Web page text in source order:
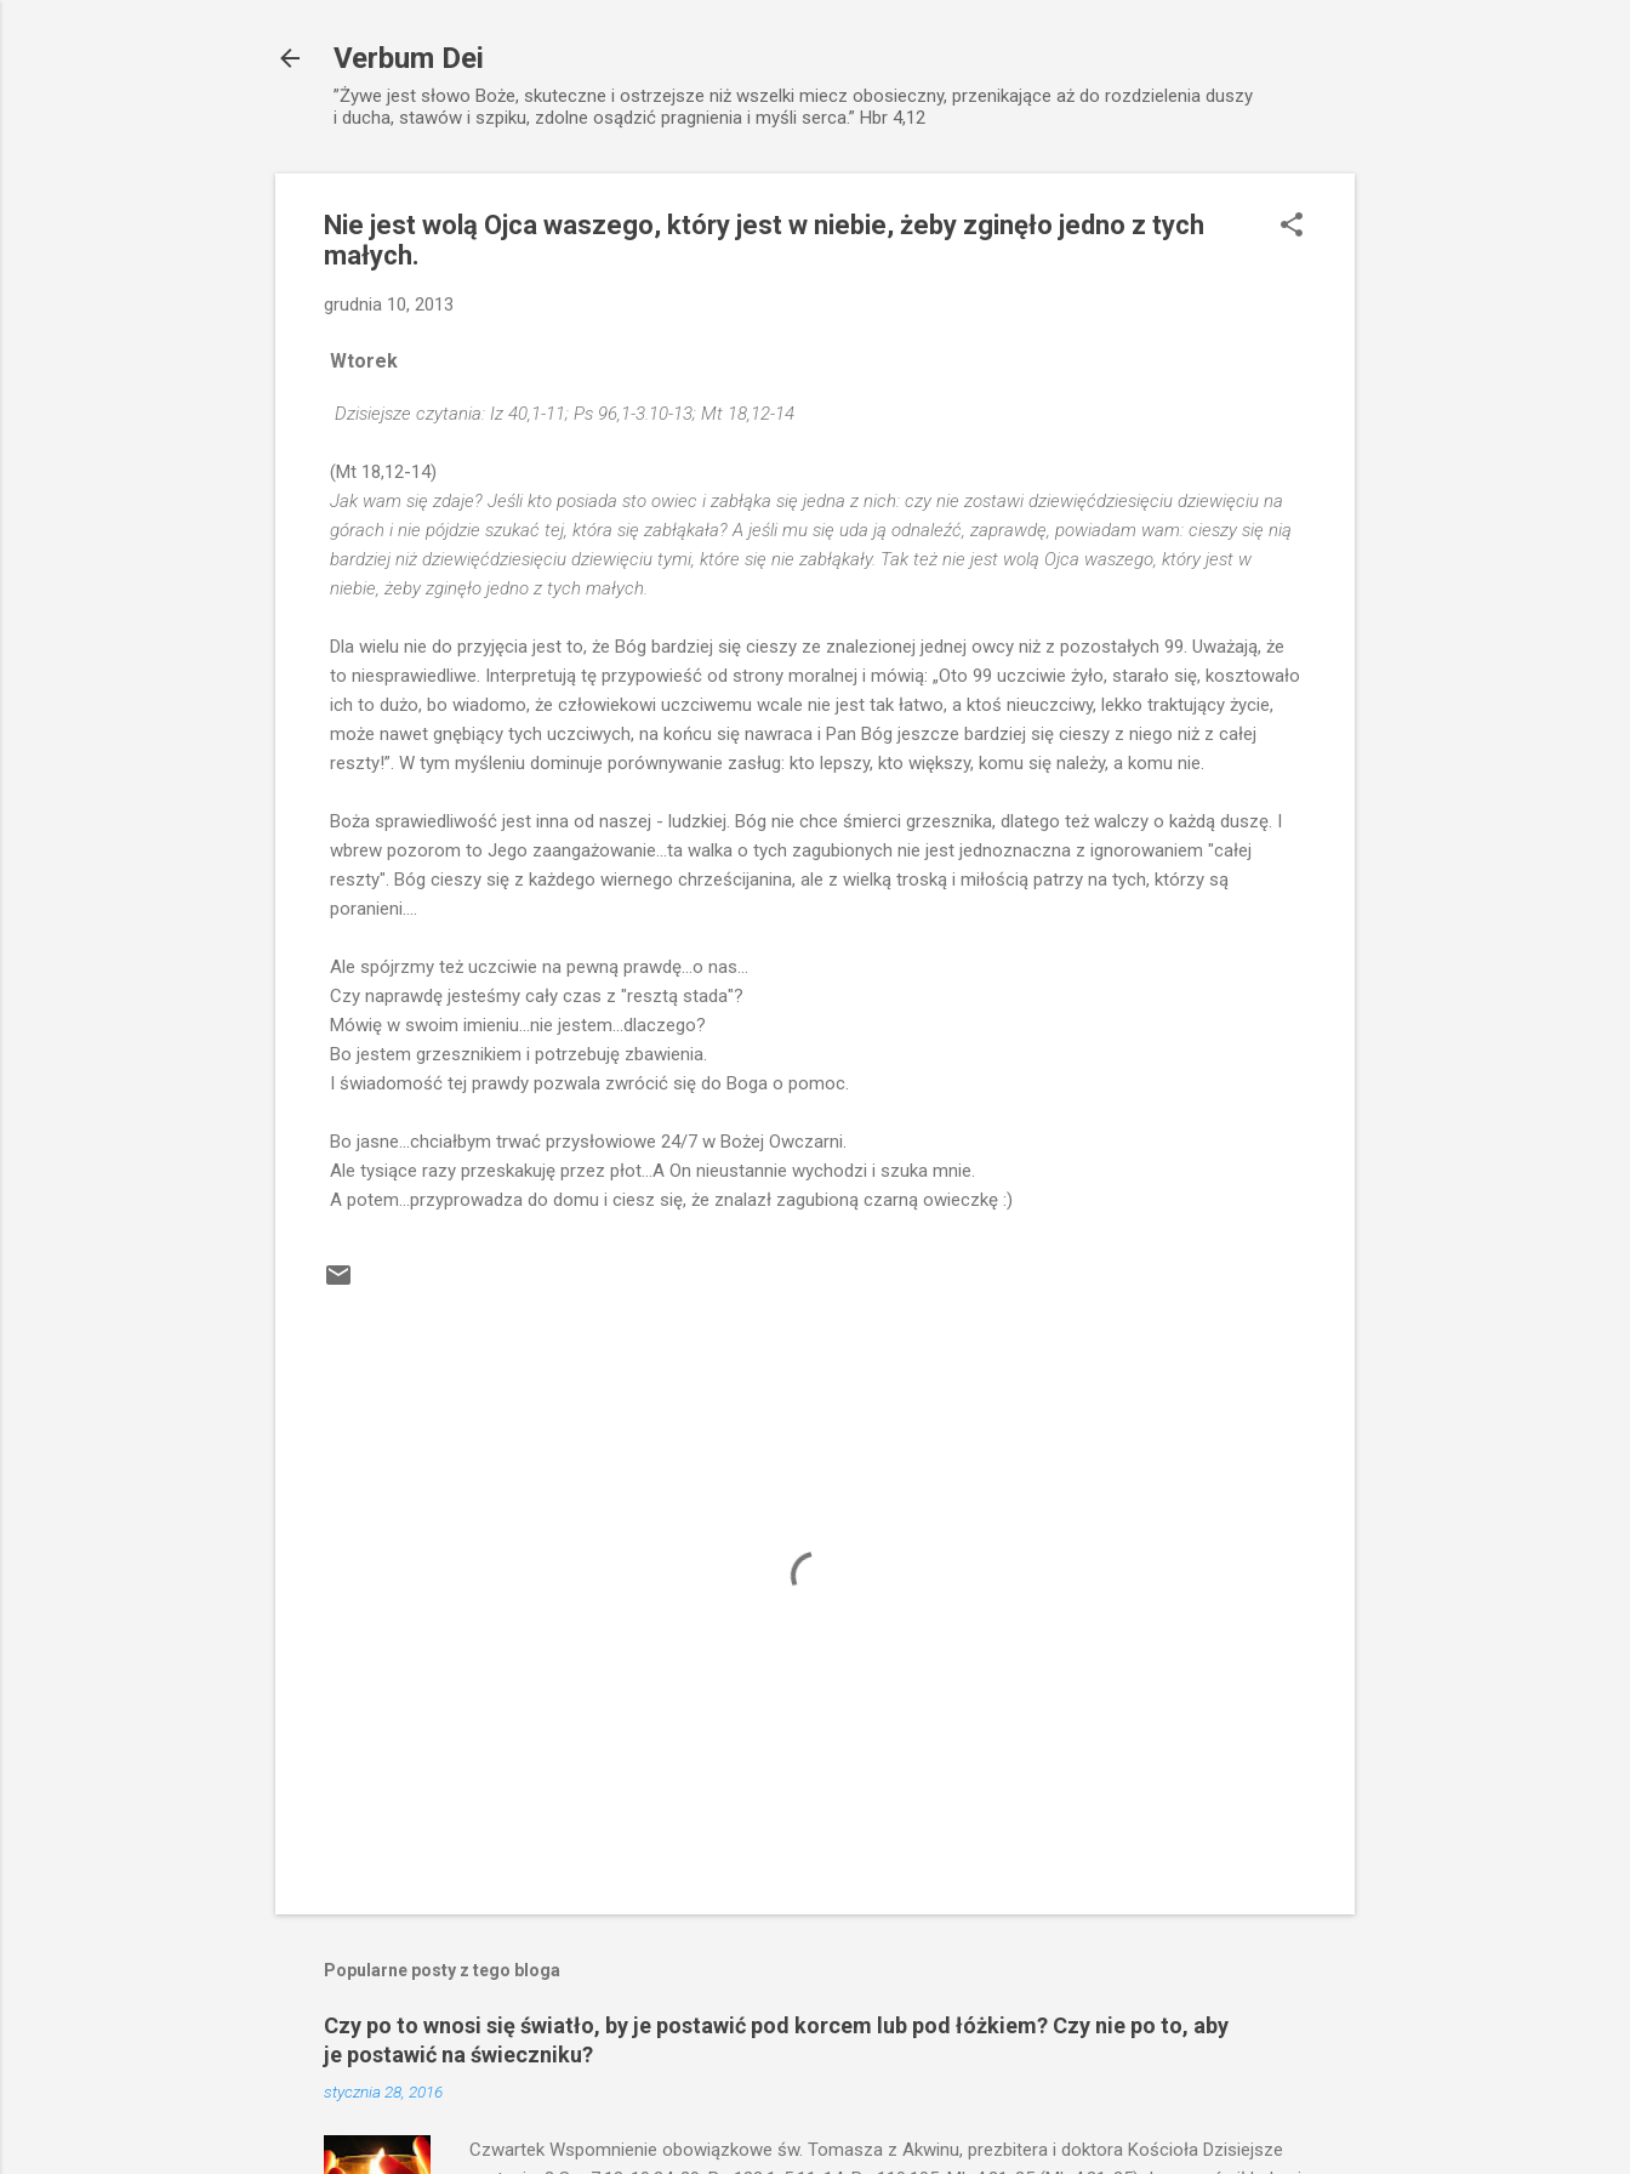
Verbum Dei
”Żywe jest słowo Boże, skuteczne i ostrzejsze niż wszelki miecz obosieczny, przenikające aż do rozdzielenia duszy
i ducha, stawów i szpiku, zdolne osądzić pragnienia i myśli serca.” Hbr 4,12
Nie jest wolą Ojca waszego, który jest w niebie, żeby zginęło jedno z tych
małych.
grudnia 10, 2013
Wtorek
Dzisiejsze czytania: Iz 40,1-11; Ps 96,1-3.10-13; Mt 18,12-14
(Mt 18,12-14)
Jak wam się zdaje? Jeśli kto posiada sto owiec i zabłąka się jedna z nich: czy nie zostawi dziewięćdziesięciu dziewięciu na
górach i nie pójdzie szukać tej, która się zabłąkała? A jeśli mu się uda ją odnaleźć, zaprawdę, powiadam wam: cieszy się nią
bardziej niż dziewięćdziesięciu dziewięciu tymi, które się nie zabłąkały. Tak też nie jest wolą Ojca waszego, który jest w
niebie, żeby zginęło jedno z tych małych.
Dla wielu nie do przyjęcia jest to, że Bóg bardziej się cieszy ze znalezionej jednej owcy niż z pozostałych 99. Uważają, że
to niesprawiedliwe. Interpretują tę przypowieść od strony moralnej i mówią: „Oto 99 uczciwie żyło, starało się, kosztowało
ich to dużo, bo wiadomo, że człowiekowi uczciwemu wcale nie jest tak łatwo, a ktoś nieuczciwy, lekko traktujący życie,
może nawet gnębiący tych uczciwych, na końcu się nawraca i Pan Bóg jeszcze bardziej się cieszy z niego niż z całej
reszty!”. W tym myśleniu dominuje porównywanie zasług: kto lepszy, kto większy, komu się należy, a komu nie.
Boża sprawiedliwość jest inna od naszej - ludzkiej. Bóg nie chce śmierci grzesznika, dlatego też walczy o każdą duszę. I
wbrew pozorom to Jego zaangażowanie...ta walka o tych zagubionych nie jest jednoznaczna z ignorowaniem "całej
reszty". Bóg cieszy się z każdego wiernego chrześcijanina, ale z wielką troską i miłością patrzy na tych, którzy są
poranieni....
Ale spójrzmy też uczciwie na pewną prawdę...o nas...
Czy naprawdę jesteśmy cały czas z "resztą stada"?
Mówię w swoim imieniu...nie jestem...dlaczego?
Bo jestem grzesznikiem i potrzebuję zbawienia.
I świadomość tej prawdy pozwala zwrócić się do Boga o pomoc.
Bo jasne...chciałbym trwać przysłowiowe 24/7 w Bożej Owczarni.
Ale tysiące razy przeskakuję przez płot...A On nieustannie wychodzi i szuka mnie.
A potem...przyprowadza do domu i ciesz się, że znalazł zagubioną czarną owieczkę :)
Popularne posty z tego bloga
Czy po to wnosi się światło, by je postawić pod korcem lub pod łóżkiem? Czy nie po to, aby
je postawić na świeczniku?
stycznia 28, 2016
Czwartek Wspomnienie obowiązkowe św. Tomasza z Akwinu, prezbitera i doktora Kościoła Dzisiejsze